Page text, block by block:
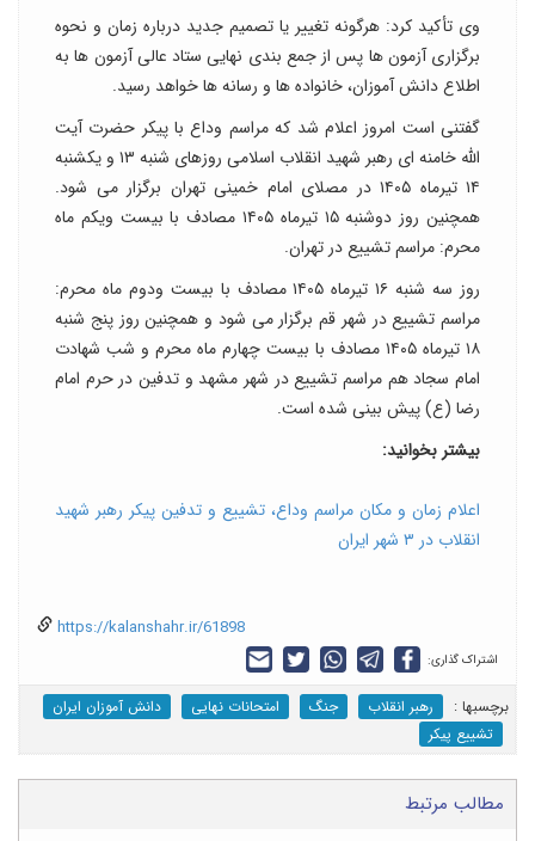
وی تأکید کرد: هرگونه تغییر یا تصمیم جدید درباره زمان و نحوه
برگزاری آزمون ها پس از جمع بندی نهایی ستاد عالی آزمون ها به
اطلاع دانش آموزان، خانواده ها و رسانه ها خواهد رسید.
گفتنی است امروز اعلام شد که مراسم وداع با پیکر حضرت آیت
الله خامنه ای رهبر شهید انقلاب اسلامی روزهای شنبه ۱۳ و یکشنبه
۱۴ تیرماه ۱۴۰۵ در مصلای امام خمینی تهران برگزار می شود.
همچنین روز دوشنبه ۱۵ تیرماه ۱۴۰۵ مصادف با بیست ویکم ماه
محرم: مراسم تشییع در تهران.
روز سه شنبه ۱۶ تیرماه ۱۴۰۵ مصادف با بیست ودوم ماه محرم:
مراسم تشییع در شهر قم برگزار می شود و همچنین روز پنج شنبه
۱۸ تیرماه ۱۴۰۵ مصادف با بیست چهارم ماه محرم و شب شهادت
امام سجاد هم مراسم تشییع در شهر مشهد و تدفین در حرم امام
رضا (ع) پیش بینی شده است.
بیشتر بخوانید:
اعلام زمان و مکان مراسم وداع، تشییع و تدفین پیکر رهبر شهید
انقلاب در ۳ شهر ایران
https://kalanshahr.ir/61898
اشتراک گذاری:
برچسب‎ها : رهبر انقلاب جنگ امتحانات نهایی
دانش آموزان ایران
تشییع پیکر
مطالب مرتبط